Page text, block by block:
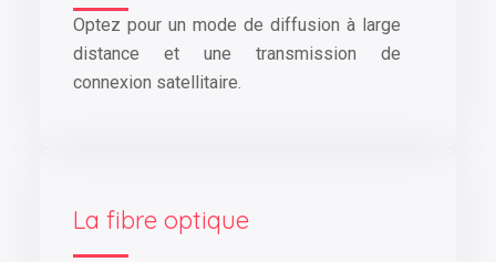
Optez pour un mode de diffusion à large
distance et une transmission de
connexion satellitaire.
La fibre optique